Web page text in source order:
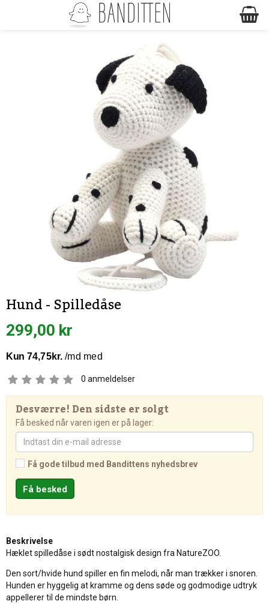
Hund - Spilledåse
299,00 kr
0 anmeldelser
Desværre! Den sidste er solgt
Få besked når varen igen er på lager:
Få gode tilbud med Bandittens nyhedsbrev
Beskrivelse
Hæklet spilledåse i sødt nostalgisk design fra NatureZOO.
Den sort/hvide hund spiller en fin melodi, når man trækker i snoren.
Hunden er hyggelig at kramme og dens søde og godmodige udtryk
appellerer til de mindste børn.